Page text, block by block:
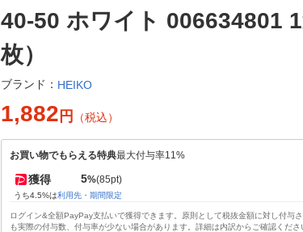
40-50 ホワイト 006634801
枚）
ブランド： HEIKO
1,882 円 （税込）
お買い物でもらえる特典最大付与率11%
獲得 5%(85pt)
うち4.5%は利用先・期間限定
ログイン&全額PayPay支払いで獲得できます。原則として税抜金額に対し付与
も実際の付与数、付与率が少ない場合があります。詳細は内訳からご確認くださ